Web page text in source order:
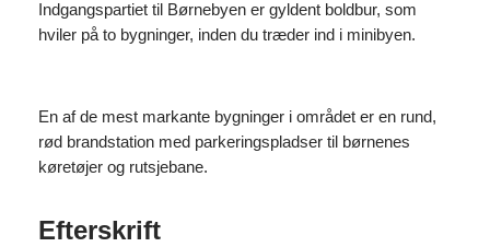
Indgangspartiet til Børnebyen er gyldent boldbur, som
hviler på to bygninger, inden du træder ind i minibyen.
En af de mest markante bygninger i området er en rund,
rød brandstation med parkeringspladser til børnenes
køretøjer og rutsjebane.
Efterskrift